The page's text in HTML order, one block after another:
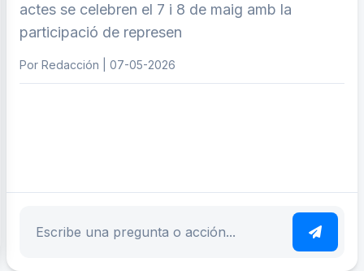
actes se celebren el 7 i 8 de maig amb la
participació de represen
Por Redacción | 07-05-2026
Escribe tu pregunta